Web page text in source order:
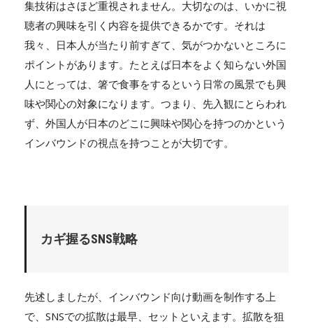
集技術はさほど重視されません。大切なのは、いかに視
聴者の興味を引く内容を提供できるかです。それは
我々、日本人が当たり前すぎて、気がつかないところに
ポイントがあります。たとえば日本をよく知らない外国
人にとっては、箸で食事をするという日常の風景でも興
味や関心の対象になります。つまり、先入観にとらわれ
ず、外国人が日本のどこに興味や関心を持つのかという
インバウンドの視点を持つことが大切です。
カギ握るSNS戦略
先述しましたが、インバウンド向け動画を制作する上
で、SNSでの拡散は最早、セットといえます。拡散を狙